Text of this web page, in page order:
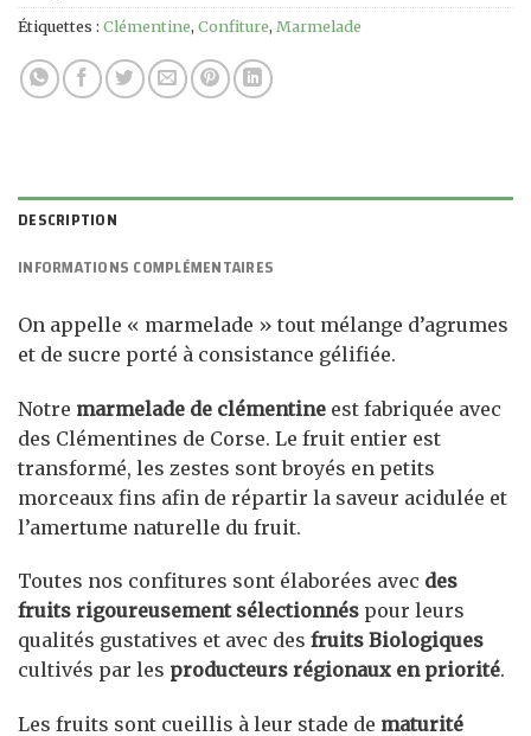
Étiquettes : Clémentine, Confiture, Marmelade
DESCRIPTION
INFORMATIONS COMPLÉMENTAIRES
On appelle « marmelade » tout mélange d’agrumes
et de sucre porté à consistance gélifiée.
Notre marmelade de clémentine est fabriquée avec
des Clémentines de Corse. Le fruit entier est
transformé, les zestes sont broyés en petits
morceaux fins afin de répartir la saveur acidulée et
l’amertume naturelle du fruit.
Toutes nos confitures sont élaborées avec des
fruits rigoureusement sélectionnés pour leurs
qualités gustatives et avec des fruits Biologiques
cultivés par les producteurs régionaux en priorité.
Les fruits sont cueillis à leur stade de maturité